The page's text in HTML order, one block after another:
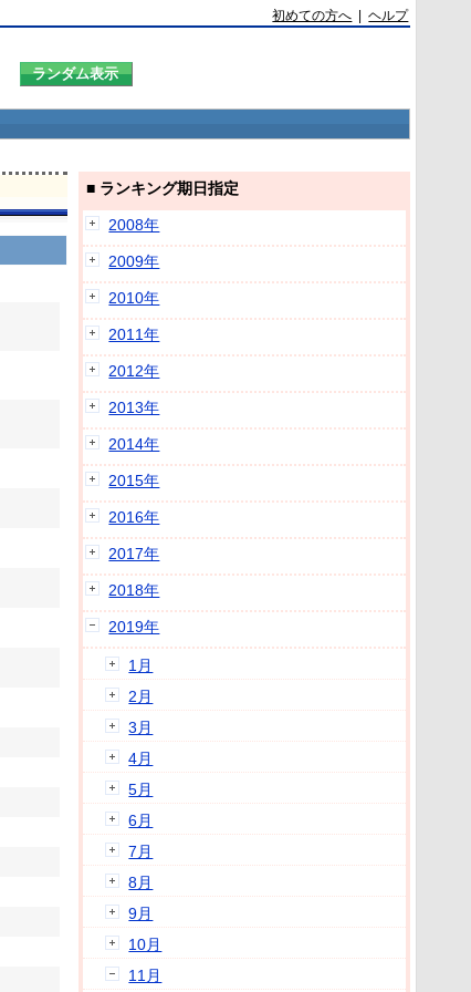
初めての方へ |ヘルプ
■ ランキング期日指定
2008年
2009年
2010年
2011年
2012年
2013年
2014年
2015年
2016年
2017年
2018年
2019年
1月
2月
3月
4月
5月
6月
7月
8月
9月
10月
11月